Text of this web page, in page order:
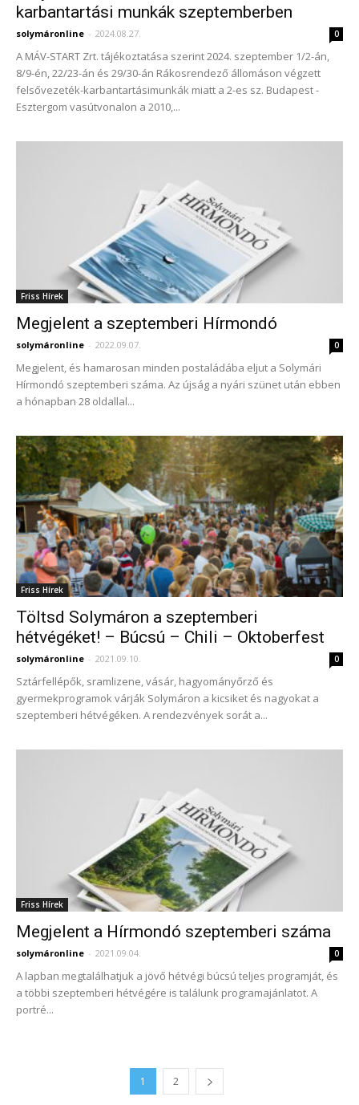
karbantartási munkák szeptemberben
solymáronline - 2024.08.27. 0
A MÁV-START Zrt. tájékoztatása szerint 2024. szeptember 1/2-án,
8/9-én, 22/23-án és 29/30-án Rákosrendező állomáson végzett
felsővezeték-karbantartásimunkák miatt a 2-es sz. Budapest -
Esztergom vasútvonalon a 2010,...
Friss Hírek
Megjelent a szeptemberi Hírmondó
solymáronline - 2022.09.07. 0
Megjelent, és hamarosan minden postaládába eljut a Solymári
Hírmondó szeptemberi száma. Az újság a nyári szünet után ebben
a hónapban 28 oldallal...
Friss Hírek
Töltsd Solymáron a szeptemberi
hétvégéket! – Búcsú – Chili – Oktoberfest
solymáronline - 2021.09.10. 0
Sztárfellépők, sramlizene, vásár, hagyományőrző és
gyermekprogramok várják Solymáron a kicsiket és nagyokat a
szeptemberi hétvégéken. A rendezvények sorát a...
Friss Hírek
Megjelent a Hírmondó szeptemberi száma
solymáronline - 2021.09.04. 0
A lapban megtalálhatjuk a jövő hétvégi búcsú teljes programját, és
a többi szeptemberi hétvégére is találunk programajánlatot. A
portré...
1 2